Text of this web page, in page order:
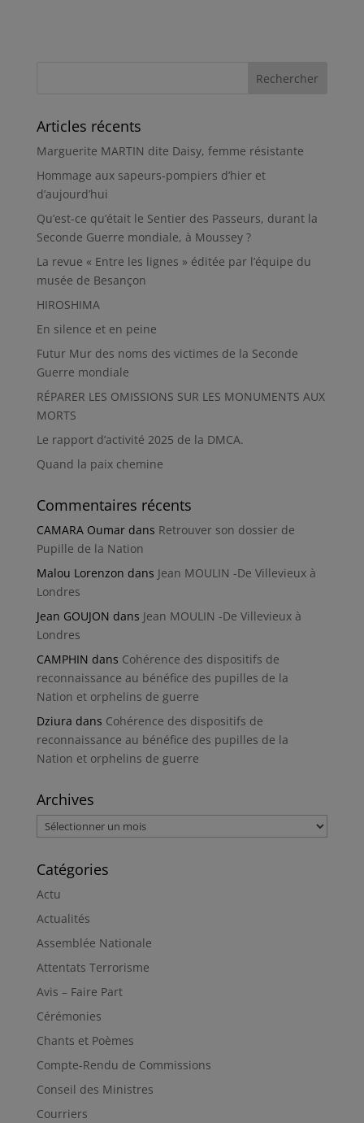
Articles récents
Marguerite MARTIN dite Daisy, femme résistante
Hommage aux sapeurs-pompiers d’hier et
d’aujourd’hui
Qu’est-ce qu’était le Sentier des Passeurs, durant la
Seconde Guerre mondiale, à Moussey ?
La revue « Entre les lignes » éditée par l’équipe du
musée de Besançon
HIROSHIMA
En silence et en peine
Futur Mur des noms des victimes de la Seconde
Guerre mondiale
RÉPARER LES OMISSIONS SUR LES MONUMENTS AUX
MORTS
Le rapport d’activité 2025 de la DMCA.
Quand la paix chemine
Commentaires récents
CAMARA Oumardans Retrouver son dossier de
Pupille de la Nation
Malou Lorenzon dans Jean MOULIN -De Villevieux à
Londres
Jean GOUJON dans Jean MOULIN -De Villevieux à
Londres
CAMPHIN dans Cohérence des dispositifs de
reconnaissance au bénéfice des pupilles de la
Nation et orphelins de guerre
Dziura dans Cohérence des dispositifs de
reconnaissance au bénéfice des pupilles de la
Nation et orphelins de guerre
Archives
Archives
Catégories
Actu
Actualités
Assemblée Nationale
Attentats Terrorisme
Avis – Faire Part
Cérémonies
Chants et Poèmes
Compte-Rendu de Commissions
Conseil des Ministres
Courriers